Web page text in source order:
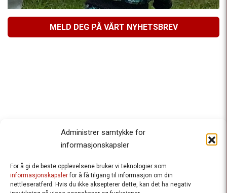
Administrer samtykke for
informasjonskapsler
For å gi de beste opplevelsene bruker vi teknologier som
informasjonskapslerfor å få tilgang til informasjon om din
nettleseratferd. Hvis du ikke aksepterer dette, kan det ha negativ
MELD DEG PÅ VÅRT NYHETSBREV
Besteforeldrenes klimaaksjon
Ansvarlig redaktør
: Halfdan Wiik |